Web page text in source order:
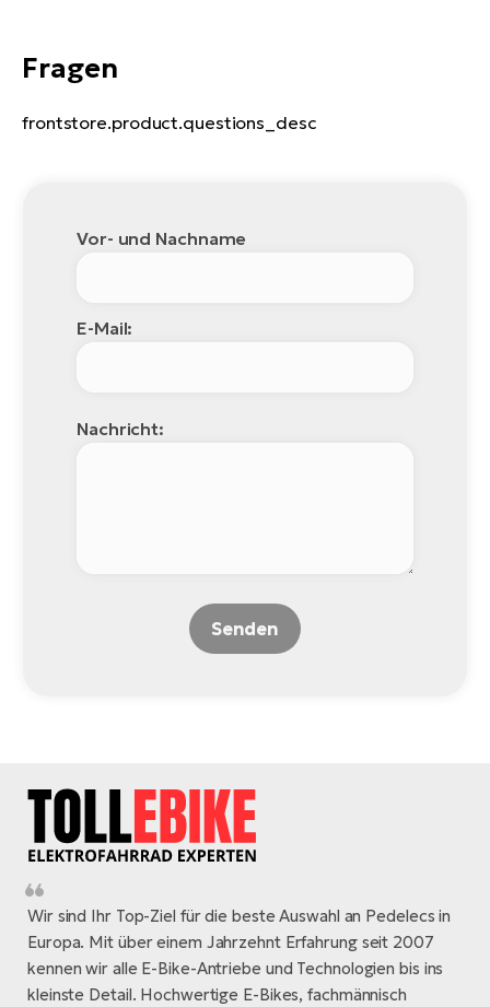
Fragen
frontstore.product.questions_desc
Vor- und Nachname
E-Mail:
Nachricht:
Senden
Wir sind Ihr Top-Ziel für die beste Auswahl an Pedelecs in
Europa. Mit über einem Jahrzehnt Erfahrung seit 2007
kennen wir alle E-Bike-Antriebe und Technologien bis ins
kleinste Detail. Hochwertige E-Bikes, fachmännisch